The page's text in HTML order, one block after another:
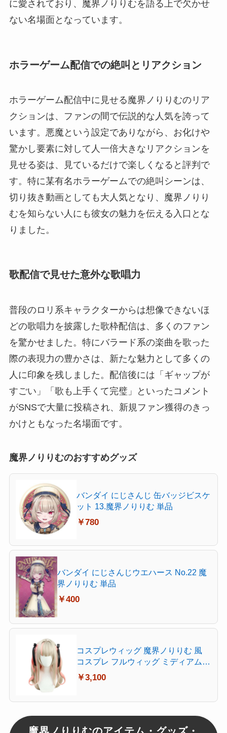
に愛されており、魔界ノりりむを語る上で欠かせ
ない名場面となっています。
ホラーゲーム配信での絶叫とリアクション
ホラーゲーム配信中に見せる魔界ノりりむのリア
クションは、ファンの間で伝説的な人気を誇って
います。悪魔という設定でありながら、お化けや
驚かし要素に対して人一倍大きなリアクションを
見せる姿は、見ているだけで楽しくなると評判で
す。特に某有名ホラーゲームでの絶叫シーンは、
切り抜き動画としても大人気となり、魔界ノりり
むを知らない人にも彼女の魅力を伝える入口とな
りました。
歌配信で見せた意外な歌唱力
普段のロリ系キャラクターからは想像できないほ
どの歌唱力を披露した歌枠配信は、多くのファン
を驚かせました。特にバラード系の楽曲を歌った
際の表現力の豊かさは、新たな魅力として多くの
人に印象を残しました。配信後には「ギャップが
すごい」「歌も上手くて完璧」といったコメント
がSNSで大量に投稿され、新規ファン獲得のきっ
かけともなった名場面です。
魔界ノりりむのおすすめグッズ
バンダイ にじさんじ 缶バッジビスケ
ット 13.魔界ノりりむ 単品
￥780
バンダイ にじさんじウエハース No.22 魔
界ノりりむ 単品
￥400
コスプレウィッグ 魔界ノりりむ 風
コスプレ フルウィッグ ミディアム
耐熱 かつら cosplay wig イベント ハ
ロウィン 仮装 髪飾りと櫛付 4タイプ
￥3,100